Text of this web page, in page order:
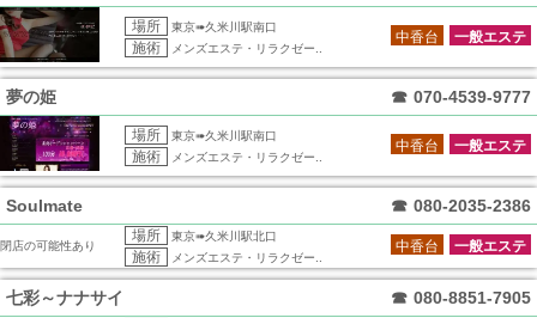
場所 東京➠久米川駅南口
施術 メンズエステ・リラクゼー..
一般エステ
中香台
夢の姫 ☎ 070-4539-9777
場所 東京➠久米川駅南口
施術 メンズエステ・リラクゼー..
一般エステ
中香台
Soulmate ☎ 080-2035-2386
閉店の可能性あり
場所 東京➠久米川駅北口
施術 メンズエステ・リラクゼー..
一般エステ
中香台
七彩～ナナサイ ☎ 080-8851-7905